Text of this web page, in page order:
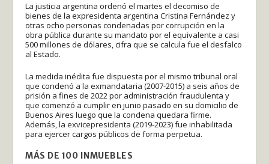
La justicia argentina ordenó el martes el decomiso de
bienes de la expresidenta argentina Cristina Fernández y
otras ocho personas condenadas por corrupción en la
obra pública durante su mandato por el equivalente a casi
500 millones de dólares, cifra que se calcula fue el desfalco
al Estado.
La medida inédita fue dispuesta por el mismo tribunal oral
que condenó a la exmandataria (2007-2015) a seis años de
prisión a fines de 2022 por administración fraudulenta y
que comenzó a cumplir en junio pasado en su domicilio de
Buenos Aires luego que la condena quedara firme.
Además, la exvicepresidenta (2019-2023) fue inhabilitada
para ejercer cargos públicos de forma perpetua.
MÁS DE 100 INMUEBLES